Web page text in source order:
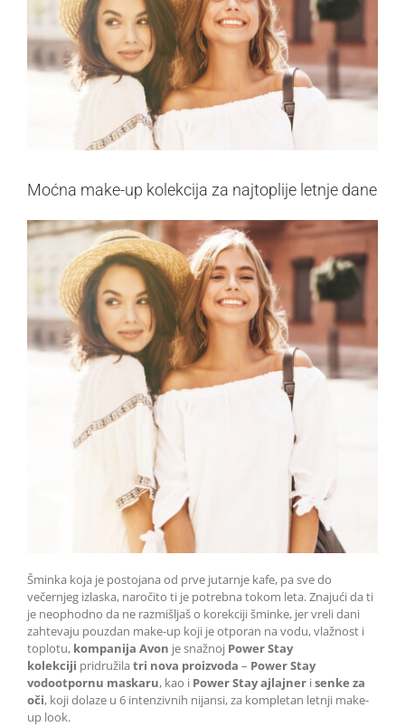
Moćna make-up kolekcija za najtoplije letnje dane
Šminka koja je postojana od prve jutarnje kafe, pa sve do
večernjeg izlaska, naročito ti je potrebna tokom leta. Znajući da ti
je neophodno da ne razmišljaš o korekciji šminke, jer vreli dani
zahtevaju pouzdan make-up koji je otporan na vodu, vlažnost i
toplotu, kompanija Avon je snažnoj Power Stay
kolekciji pridružila tri nova proizvoda – Power Stay
vodootpornu maskaru, kao i Power Stay ajlajner isenke za
oči, koji dolaze u 6 intenzivnih nijansi, za kompletan letnji make-
up look.